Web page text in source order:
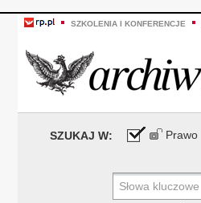
SZKOLENIA I KONFERENCJE
SZUKAJ W: Prawo